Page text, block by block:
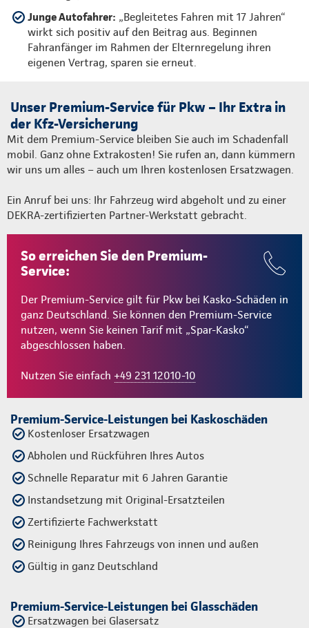
Junge Autofahrer: „Begleitetes Fahren mit 17 Jahren“
wirkt sich positiv auf den Beitrag aus. Beginnen
Fahranfänger im Rahmen der Elternregelung ihren
eigenen Vertrag, sparen sie erneut.
Unser Premium-Service für Pkw – Ihr Extra in
der Kfz-Versicherung
Mit dem Premium-Service bleiben Sie auch im Schadenfall
mobil. Ganz ohne Extrakosten! Sie rufen an, dann kümmern
wir uns um alles – auch um Ihren kostenlosen Ersatzwagen.
Ein Anruf bei uns: Ihr Fahrzeug wird abgeholt und zu einer
DEKRA-zertifizierten Partner-Werkstatt gebracht.
So erreichen Sie den Premium-
Service:
Der Premium-Service gilt für Pkw bei Kasko-Schäden in
ganz Deutschland. Sie können den Premium-Service
nutzen, wenn Sie keinen Tarif mit „Spar-Kasko“
abgeschlossen haben.
Nutzen Sie einfach +49 231 12010-10
Premium-Service-Leistungen bei Kaskoschäden
Kostenloser Ersatzwagen
Abholen und Rückführen Ihres Autos
Schnelle Reparatur mit 6 Jahren Garantie
Instandsetzung mit Original-Ersatzteilen
Zertifizierte Fachwerkstatt
Reinigung Ihres Fahrzeugs von innen und außen
Gültig in ganz Deutschland
Premium-Service-Leistungen bei Glasschäden
Ersatzwagen bei Glasersatz